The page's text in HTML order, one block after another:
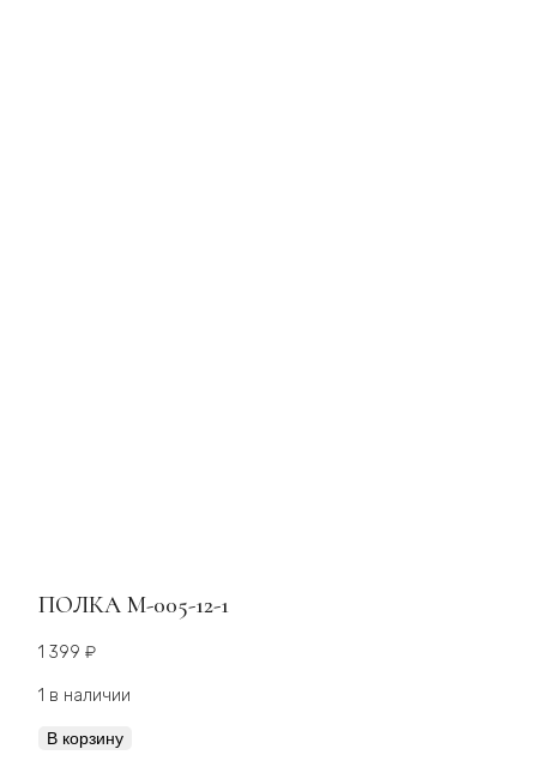
ПОЛКА М-005-12-1
1 399 ₽
1 в наличии
Количество
В корзину